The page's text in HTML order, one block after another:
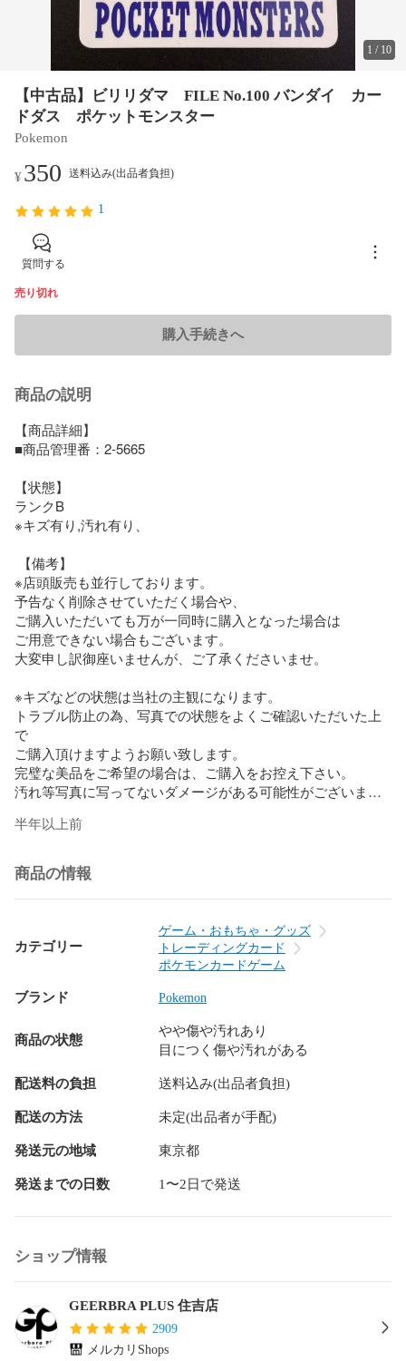
1 / 10
【中古品】ビリリダマ FILE No.100 バンダイ カー
ドダス ポケットモンスター
Pokemon
¥350 送料込み(出品者負担)
1
質問する
売り切れ
購入手続きへ
商品の説明
【商品詳細】
■商品管理番：2-5665
【状態】
ランクB
※キズ有り,汚れ有り、
【備考】
※店頭販売も並行しております。
予告なく削除させていただく場合や、
ご購入いただいても万が一同時に購入となった場合は
ご用意できない場合もございます。
大変申し訳御座いませんが、ご了承くださいませ。
※キズなどの状態は当社の主観になります。
トラブル防止の為、写真での状態をよくご確認いただいた上
で
ご購入頂けますようお願い致します。
完璧な美品をご希望の場合は、ご購入をお控え下さい。
汚れ等写真に写ってないダメージがある可能性がございま
キャンセルは不可とさせて頂きます。
【ガーベラプラス　ランク基準】
未使用品
キズなし
Bランク
目立ちにくいキズが１～2ヵ所　御座います
Cランク
全体にキズが御座います
Dランク
かなり御座います。
半年以上前
商品の情報
カテゴリー
ゲーム・おもちゃ・グッズ
トレーディングカード
ポケモンカードゲーム
ブランド Pokemon
商品の状態
やや傷や汚れあり
目につく傷や汚れがある
配送料の負担 送料込み(出品者負担)
配送の方法 未定(出品者が手配)
発送元の地域 東京都
発送までの日数 1〜2日で発送
ショップ情報
GEERBRA PLUS 住吉店
2909
メルカリShops